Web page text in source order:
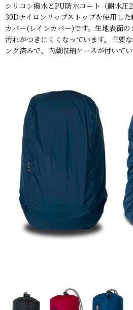
シリコン撥水とPU防水コート（耐水
30Dナイロンリップストップを使用し
カバー(レインカバー)です。生地表面の
汚れがつきにくくなっています。主要
ング済みで、内蔵収納ケースが付いてい